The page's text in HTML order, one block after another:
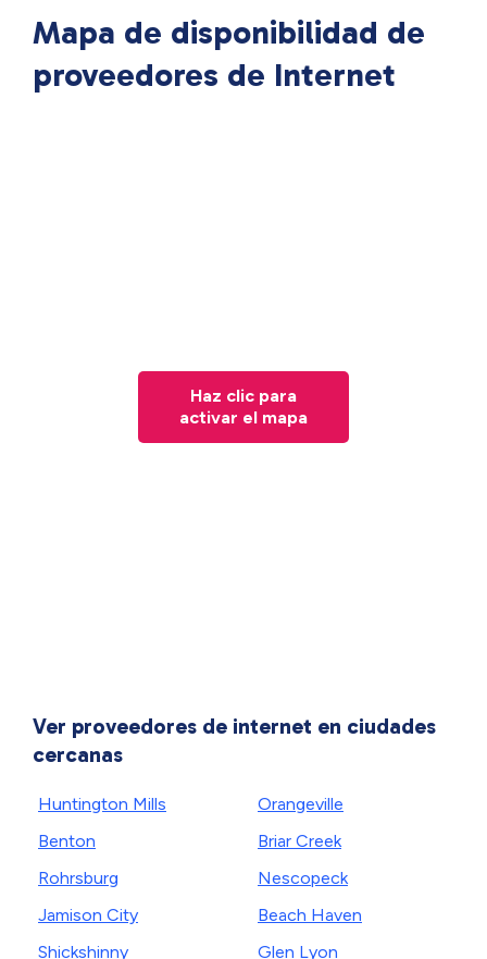
Mapa de disponibilidad de
proveedores de Internet
Haz clic para
activar el mapa
Ver proveedores de internet en ciudades
cercanas
Huntington Mills
Benton
Rohrsburg
Jamison City
Shickshinny
Orangeville
Briar Creek
Nescopeck
Beach Haven
Glen Lyon